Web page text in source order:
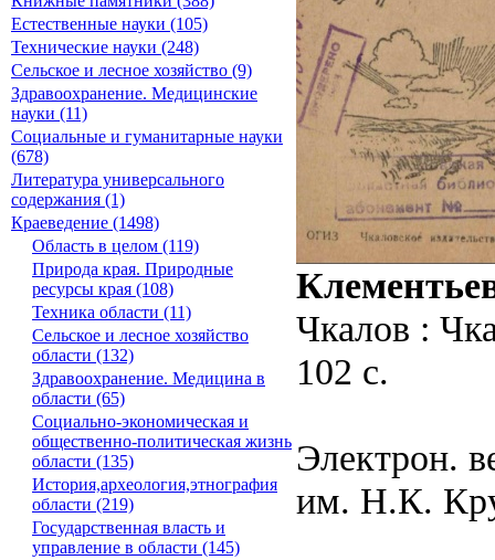
Естественные науки (105)
Технические науки (248)
Сельское и лесное хозяйство (9)
Здравоохранение. Медицинские
науки (11)
Социальные и гуманитарные науки
(678)
Литература универсального
содержания (1)
Краеведение (1498)
Область в целом (119)
Природа края. Природные
ресурсы края (108)
Техника области (11)
Сельское и лесное хозяйство
области (132)
Здравоохранение. Медицина в
области (65)
Социально-экономическая и
общественно-политическая жизнь
области (135)
История,археология,этнография
области (219)
Государственная власть и
управление в области (145)
Чкалов :
102 с.
Электрон.
им. Н.К.